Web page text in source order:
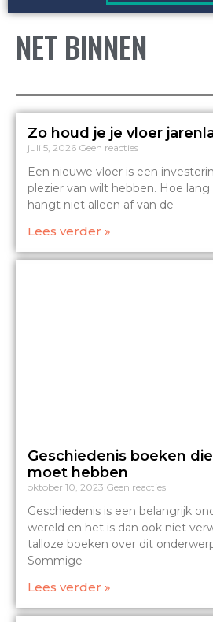
NET BINNEN
Zo houd je je vloer
juli 5, 2026 Geen reacties
Een nieuwe vloer is een
plezier van wilt hebben. Hoe
hangt niet alleen af van de
Lees verder »
Geschiedenis boeken
moet hebben
oktober 10, 2023 Geen reacties
Geschiedenis is een belangrijk
wereld en het is dan ook niet
talloze boeken over dit
Sommige
Lees verder »